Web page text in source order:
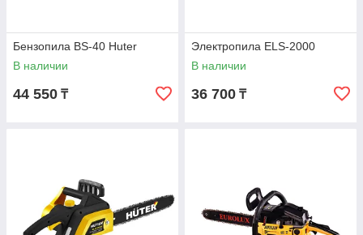
Бензопила BS-40 Huter
В наличии
44 550 ₸
Электропила ELS-2000
В наличии
36 700 ₸